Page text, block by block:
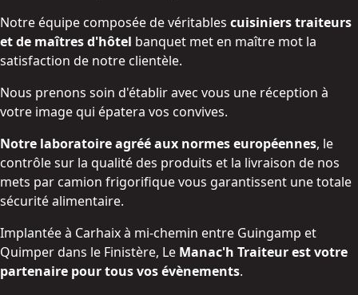
Notre équipe composée de véritables cuisiniers traiteurs
et de maîtres d'hôtel banquet met en maître mot la
satisfaction de notre clientèle.
Nous prenons soin d'établir avec vous une réception à
votre image qui épatera vos convives.
Notre laboratoire agréé aux normes européennes, le
contrôle sur la qualité des produits et la livraison de nos
mets par camion frigorifique vous garantissent une totale
sécurité alimentaire.
Implantée à Carhaix à mi-chemin entre Guingamp et
Quimper dans le Finistère, Le Manac'h Traiteur est votre
partenaire pour tous vos évènements.